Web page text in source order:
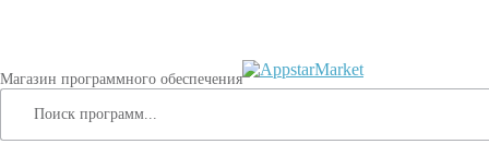
Магазин программного обеспечения